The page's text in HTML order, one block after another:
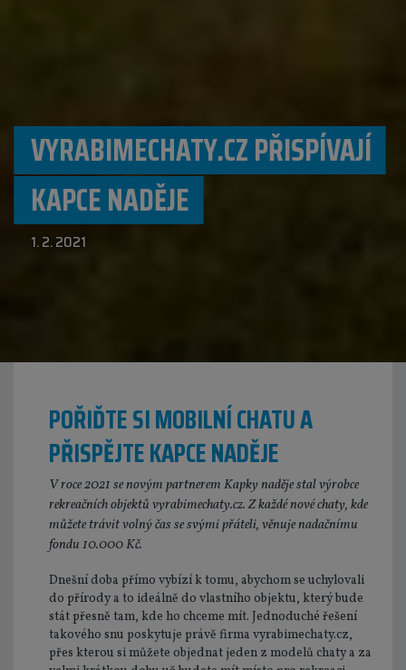
VYRABIMECHATY.CZ PŘISPÍVAJÍ
KAPCE NADĚJE
1. 2. 2021
POŘIĎTE SI MOBILNÍ CHATU A
PŘISPĚJTE KAPCE NADĚJE
V roce 2021 se novým partnerem Kapky naděje stal výrobce
rekreačních objektů vyrabimechaty.cz. Z každé nové chaty, kde
můžete trávit volný čas se svými přáteli, věnuje nadačnímu
fondu 10.000 Kč.
Dnešní doba přímo vybízí k tomu, abychom se uchylovali
do přírody a to ideálně do vlastního objektu, který bude
stát přesně tam, kde ho chceme mít. Jednoduché řešení
takového snu poskytuje právě firma vyrabimechaty.cz,
přes kterou si můžete objednat jeden z modelů chaty a za